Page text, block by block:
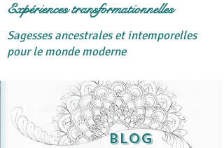
Expériences transformationnelles
Sagesses ancestrales et intemporelles
pour le monde moderne
Blog